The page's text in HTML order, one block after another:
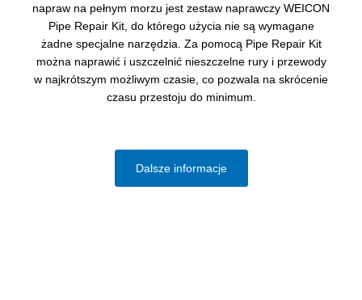
napraw na pełnym morzu jest zestaw naprawczy WEICON
Pipe Repair Kit, do którego użycia nie są wymagane
żadne specjalne narzędzia. Za pomocą Pipe Repair Kit
można naprawić i uszczelnić nieszczelne rury i przewody
w najkrótszym możliwym czasie, co pozwala na skrócenie
czasu przestoju do minimum.
Dalsze informacje